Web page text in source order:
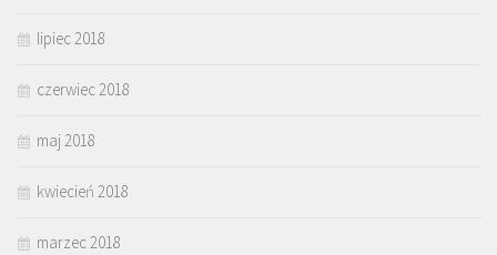
lipiec 2018
czerwiec 2018
maj 2018
kwiecień 2018
marzec 2018